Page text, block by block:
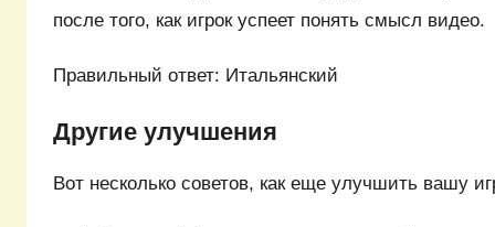
после того, как игрок успеет понять смысл видео.
Правильный ответ: Итальянский
Другие улучшения
Вот несколько советов, как еще улучшить вашу